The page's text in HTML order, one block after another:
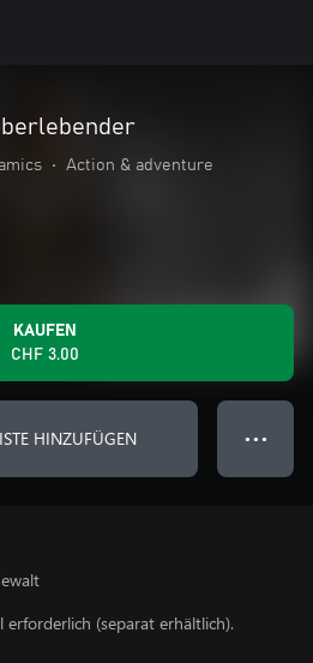
• Action & adventure
KAUFEN
CHF 3.00
HINZUFÜGEN ● ● ●
(separat erhältlich).